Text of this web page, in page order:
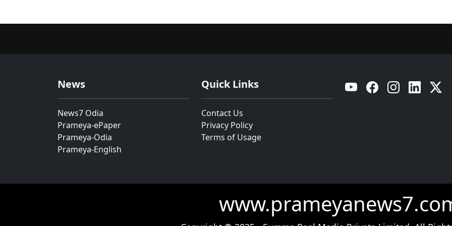
News
News7 Odia
Prameya-ePaper
Prameya-Odia
Prameya-English
Quick Links
Contact Us
Privacy Policy
Terms of Usage
YouTube Facebook Instagram